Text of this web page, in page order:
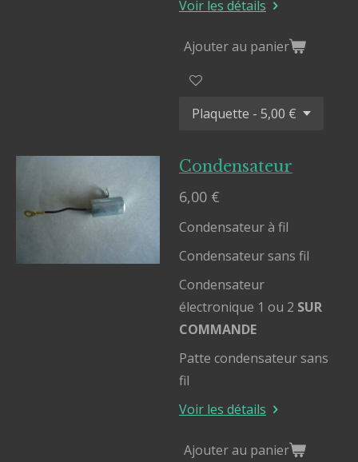
Voir les détails
Ajouter au panier
Condensateur
6,00 €
Condensateur à fil
Condensateur sans fil
Condensateur
électronique 1 ou 2 SUR
COMMANDE
Patte condensateur sans
fil
Voir les détails
Ajouter au panier